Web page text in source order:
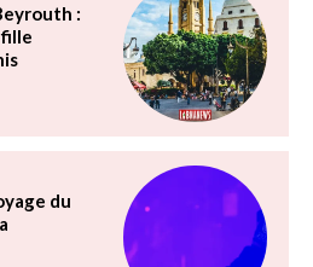
:
du